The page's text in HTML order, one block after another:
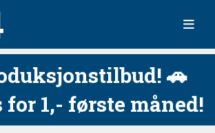
🚗
for 1,- første måned!